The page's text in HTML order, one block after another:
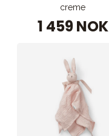
creme
1 459 NOK